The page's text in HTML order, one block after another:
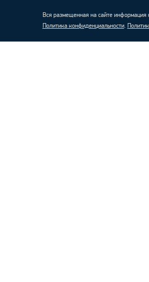
Вся размещенная на сайте информация
Политика конфиденциальности.